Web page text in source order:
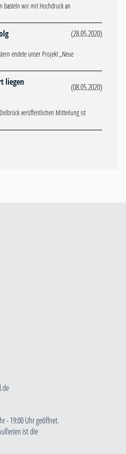
basteln wir mit Hochdruck an
(28.05.2020)
endete unser Projekt „Neue
liegen
(08.05.2020)
veröffentlichen Mitteilung ist
- 19:00 Uhr geöffnet.
ist die